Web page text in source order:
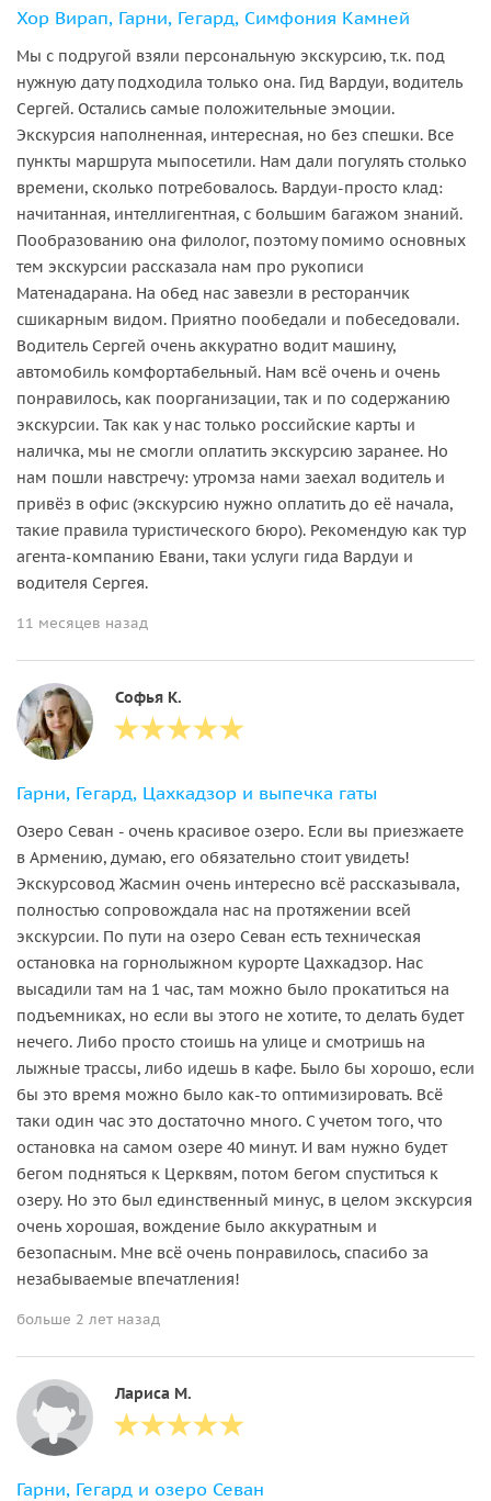
Хор Вирап, Гарни, Гегард, Симфония Камней
Мы с подругой взяли персональную экскурсию, т.к. под
нужную дату подходила только она. Гид Вардуи, водитель
Сергей. Остались самые положительные эмоции.
Экскурсия наполненная, интересная, но без спешки. Все
пункты маршрута мыпосетили. Нам дали погулять столько
времени, сколько потребовалось. Вардуи-просто клад:
начитанная, интеллигентная, с большим багажом знаний.
Пообразованию она филолог, поэтому помимо основных
тем экскурсии рассказала нам про рукописи
Матенадарана. На обед нас завезли в ресторанчик
сшикарным видом. Приятно пообедали и побеседовали.
Водитель Сергей очень аккуратно водит машину,
автомобиль комфортабельный. Нам всё очень и очень
понравилось, как поорганизации, так и по содержанию
экскурсии. Так как у нас только российские карты и
наличка, мы не смогли оплатить экскурсию заранее. Но
нам пошли навстречу: утромза нами заехал водитель и
привёз в офис (экскурсию нужно оплатить до её начала,
такие правила туристического бюро). Рекомендую как тур
агента-компанию Евани, таки услуги гида Вардуи и
водителя Сергея.
11 месяцев назад
Софья К.
Гарни, Гегард, Цахкадзор и выпечка гаты
Озеро Севан - очень красивое озеро. Если вы приезжаете
в Армению, думаю, его обязательно стоит увидеть!
Экскурсовод Жасмин очень интересно всё рассказывала,
полностью сопровождала нас на протяжении всей
экскурсии. По пути на озеро Севан есть техническая
остановка на горнолыжном курорте Цахкадзор. Нас
высадили там на 1 час, там можно было прокатиться на
подъемниках, но если вы этого не хотите, то делать будет
нечего. Либо просто стоишь на улице и смотришь на
лыжные трассы, либо идешь в кафе. Было бы хорошо, если
бы это время можно было как-то оптимизировать. Всё
таки один час это достаточно много. С учетом того, что
остановка на самом озере 40 минут. И вам нужно будет
бегом подняться к Церквям, потом бегом спуститься к
озеру. Но это был единственный минус, в целом экскурсия
очень хорошая, вождение было аккуратным и
безопасным. Мне всё очень понравилось, спасибо за
незабываемые впечатления!
больше 2 лет назад
Лариса М.
Гарни, Гегард и озеро Севан